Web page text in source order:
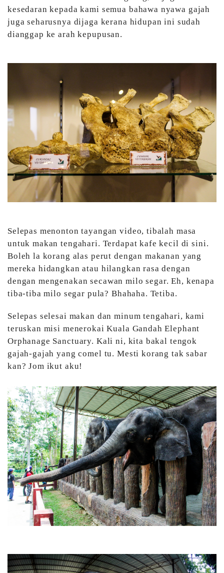
kesedaran kepada kami semua bahawa nyawa gajah
juga seharusnya dijaga kerana hidupan ini sudah
dianggap ke arah kepupusan.
Selepas menonton tayangan video, tibalah masa
untuk makan tengahari. Terdapat kafe kecil di sini.
Boleh la korang alas perut dengan makanan yang
mereka hidangkan atau hilangkan rasa dengan
dengan mengenakan secawan milo segar. Eh, kenapa
tiba-tiba milo segar pula? Bhahaha. Tetiba.
Selepas selesai makan dan minum tengahari, kami
teruskan misi menerokai Kuala Gandah Elephant
Orphanage Sanctuary. Kali ni, kita bakal tengok
gajah-gajah yang comel tu. Mesti korang tak sabar
kan? Jom ikut aku!